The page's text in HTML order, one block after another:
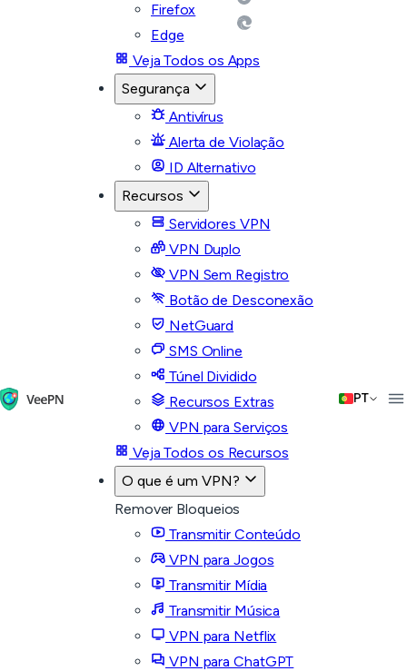
Firefox
Edge
Veja Todos os Apps
Segurança
Antivírus
Alerta de Violação
ID Alternativo
Recursos
Servidores VPN
VPN Duplo
VPN Sem Registro
Botão de Desconexão
NetGuard
SMS Online
Túnel Dividido
Recursos Extras
VPN para Serviços
Veja Todos os Recursos
O que é um VPN?
Remover Bloqueios
Transmitir Conteúdo
VPN para Jogos
Transmitir Mídia
Transmitir Música
VPN para Netflix
VPN para ChatGPT
PT